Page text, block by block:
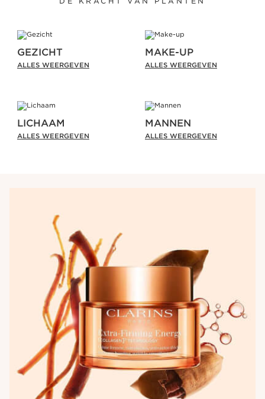
GEZICHT
ALLES WEERGEVEN
MAKE-UP
ALLES WEERGEVEN
LICHAAM
ALLES WEERGEVEN
MANNEN
ALLES WEERGEVEN